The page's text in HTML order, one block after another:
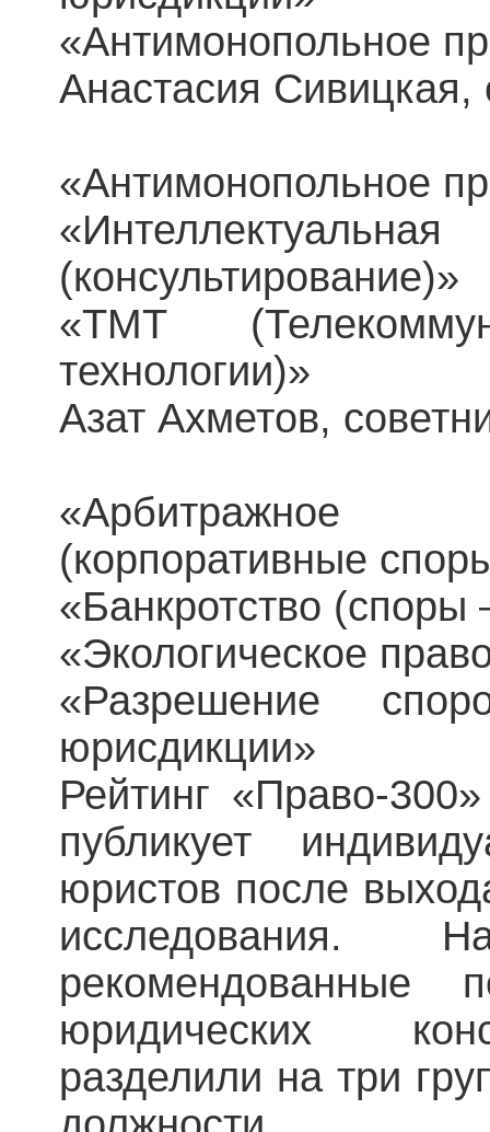
«Антимонопольное
Анастасия Сивицкая,
«Антимонопольное
(консультирование)»
«ТМТ
технологии)»
Азат Ахметов,
«Арбитражное
(корпоративные
«Банкротство
«Экологическое
«Разрешение
юрисдикции»
Рейтинг «Право-
публикует
юристов после
рекомендованные
юридических
разделили на три